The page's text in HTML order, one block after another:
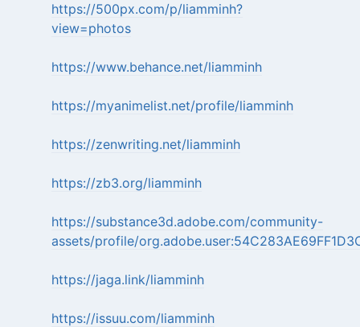
https://500px.com/p/liamminh?
view=photos
https://www.behance.net/liamminh
https://myanimelist.net/profile/liamminh
https://zenwriting.net/liamminh
https://zb3.org/liamminh
https://substance3d.adobe.com/community-
assets/profile/
https://jaga.link/liamminh
https://issuu.com/liamminh